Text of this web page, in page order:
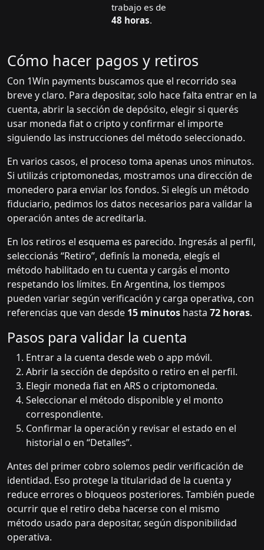
trabajo es de
48 horas.
Cómo hacer pagos y retiros
Con 1Win payments buscamos que el recorrido sea
breve y claro. Para depositar, solo hace falta entrar en la
cuenta, abrir la sección de depósito, elegir si querés
usar moneda fiat o cripto y confirmar el importe
siguiendo las instrucciones del método seleccionado.
En varios casos, el proceso toma apenas unos minutos.
Si utilizás criptomonedas, mostramos una dirección de
monedero para enviar los fondos. Si elegís un método
fiduciario, pedimos los datos necesarios para validar la
operación antes de acreditarla.
En los retiros el esquema es parecido. Ingresás al perfil,
seleccionás “Retiro”, definís la moneda, elegís el
método habilitado en tu cuenta y cargás el monto
respetando los límites. En Argentina, los tiempos
pueden variar según verificación y carga operativa, con
referencias que van desde 15 minutos hasta 72 horas.
Pasos para validar la cuenta
Entrar a la cuenta desde web o app móvil.
Abrir la sección de depósito o retiro en el perfil.
Elegir moneda fiat en ARS o criptomoneda.
Seleccionar el método disponible y el monto
correspondiente.
Confirmar la operación y revisar el estado en el
historial o en “Detalles”.
Antes del primer cobro solemos pedir verificación de
identidad. Eso protege la titularidad de la cuenta y
reduce errores o bloqueos posteriores. También puede
ocurrir que el retiro deba hacerse con el mismo
método usado para depositar, según disponibilidad
operativa.